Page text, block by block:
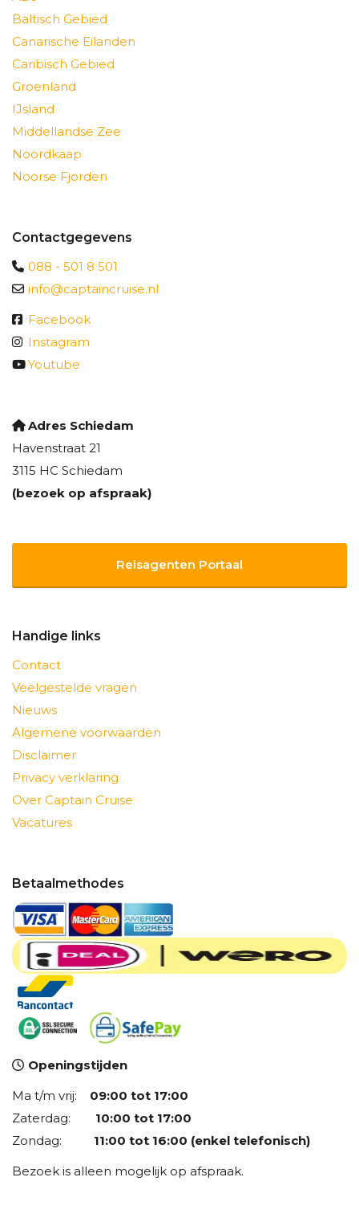
Baltisch Gebied
Canarische Eilanden
Caribisch Gebied
Groenland
IJsland
Middellandse Zee
Noordkaap
Noorse Fjorden
Contactgegevens
088 - 501 8 501
info@captaincruise.nl
Facebook
Instagram
Youtube
Adres Schiedam
Havenstraat 21
3115 HC Schiedam
(bezoek op afspraak)
Reisagenten Portaal
Handige links
Contact
Veelgestelde vragen
Nieuws
Algemene voorwaarden
Disclaimer
Privacy verklaring
Over Captain Cruise
Vacatures
Betaalmethodes
Openingstijden
Ma t/m vrij: 09:00 tot 17:00
Zaterdag: 10:00 tot 17:00
Zondag: 11:00 tot 16:00 (enkel telefonisch)
Bezoek is alleen mogelijk op afspraak.